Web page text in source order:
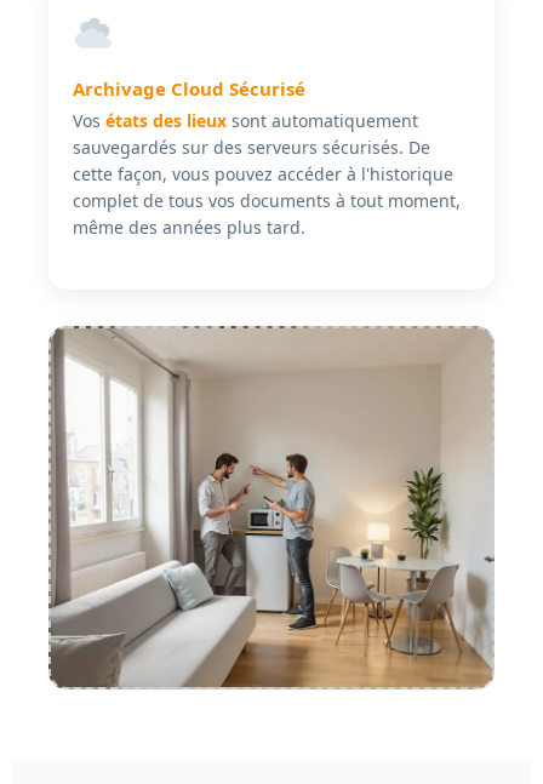
Archivage Cloud Sécurisé
Vos états des lieux sont automatiquement
sauvegardés sur des serveurs sécurisés. De
cette façon, vous pouvez accéder à l'historique
complet de tous vos documents à tout moment,
même des années plus tard.